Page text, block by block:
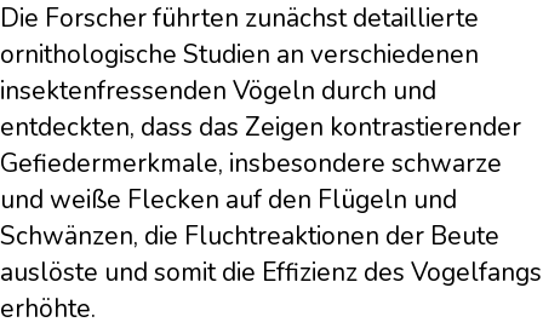
Die Forscher führten zunächst detaillierte
ornithologische Studien an verschiedenen
insektenfressenden Vögeln durch und
entdeckten, dass das Zeigen kontrastierender
Gefiedermerkmale, insbesondere schwarze
und weiße Flecken auf den Flügeln und
Schwänzen, die Fluchtreaktionen der Beute
auslöste und somit die Effizienz des Vogelfangs
erhöhte.